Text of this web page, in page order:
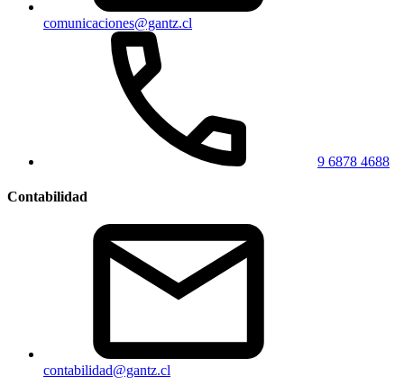
comunicaciones@gantz.cl
9 6878 4688
Contabilidad
contabilidad@gantz.cl